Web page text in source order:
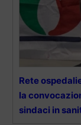
Rete
la
sindaci in